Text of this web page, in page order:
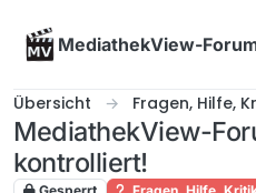
MediathekView-
Übersicht Fragen, Hilfe,
MediathekView-
kontrolliert!